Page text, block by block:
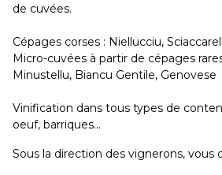
de cuvées.
Cépages corses : Niellucciu,
Micro-cuvées à partir de cépages
Minustellu, Biancu Gentile, Genovese
Vinification dans tous types de
oeuf, barriques...
Sous la direction des vignerons, vous